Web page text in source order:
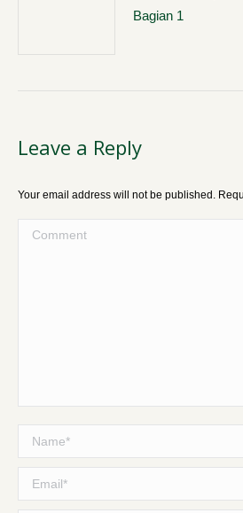
Bagian 1
Leave a Reply
Your email address will not be published.
Comment
Name *
Email *